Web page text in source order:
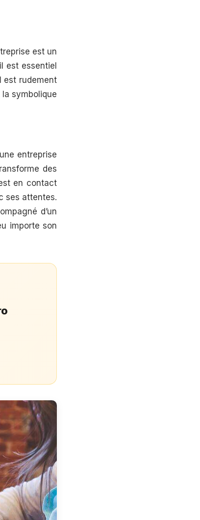
est un
est essentiel
est rudement
symbolique
entreprise
des
en contact
ses attentes.
d’un
importe son